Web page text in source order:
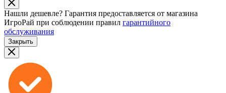
Нашли дешевле? Гарантия предоставляется от магазина
ИгроРай при соблюдении правил гарантийного
обслуживания
Закрыть